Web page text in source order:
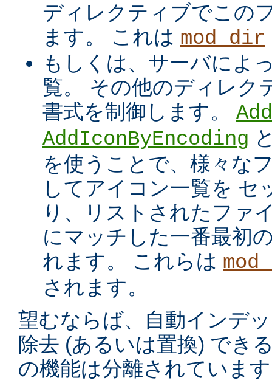
ディレクティブでこの
ます。 これは mod_dir
もしくは、サーバによ
覧。 その他のディレク
書式を制御します。
AddIconByEncoding
を使うことで、様々な
してアイコン一覧を セ
り、リストされたファ
にマッチした一番最初
れます。 これらは
されます。
望むならば、自動インデ
除去 (あるいは置換) でき
の機能は分離されていま